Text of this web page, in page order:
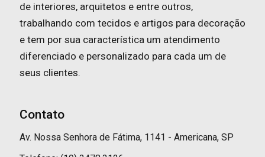
de interiores, arquitetos e entre outros,
trabalhando com tecidos e artigos para decoração
e tem por sua característica um atendimento
diferenciado e personalizado para cada um de
seus clientes.
Contato
Av. Nossa Senhora de Fátima, 1141 - Americana, SP